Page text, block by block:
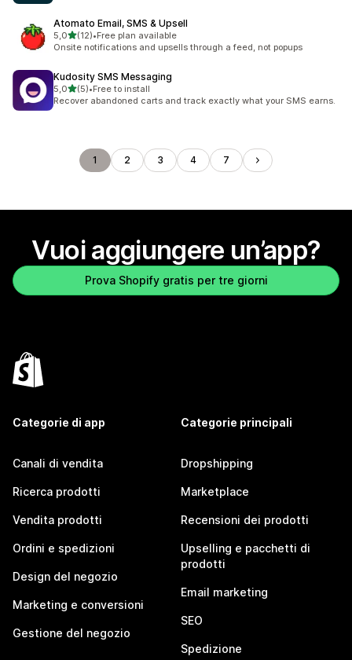
Atomato Email, SMS & Upsell
5,0stelle su 5
(12)
12 recensioni totali
•Free plan available
Onsite notifications and upsells through a feed, not popups
Kudosity SMS Messaging
5,0stelle su 5
(5)
5 recensioni totali
•Free to install
Recover abandoned carts and track exactly what your SMS earns.
1 2 3 4 7
Vuoi aggiungere un’app?
Prova Shopify gratis per tre giorni
Categorie di app
Canali di vendita
Ricerca prodotti
Vendita prodotti
Ordini e spedizioni
Design del negozio
Marketing e conversioni
Gestione del negozio
Categorie principali
Dropshipping
Marketplace
Recensioni dei prodotti
Upselling e pacchetti di
prodotti
Email marketing
SEO
Spedizione